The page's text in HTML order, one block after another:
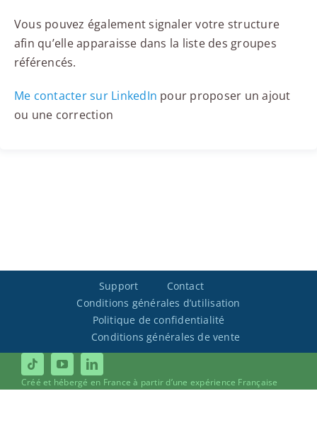
Vous pouvez également signaler votre structure
afin qu’elle apparaisse dans la liste des groupes
référencés.
Me contacter sur LinkedIn pour proposer un ajout
ou une correction
Support
Contact
Conditions générales d’utilisation
Politique de confidentialité
Conditions générales de vente
Créé et hébergé en France à partir d’une expérience Française